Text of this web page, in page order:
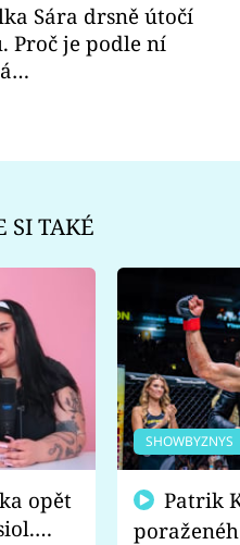
Sára drsně útočí
Proč je podle ní
SI TAKÉ
opět
SHOWBYZNYS